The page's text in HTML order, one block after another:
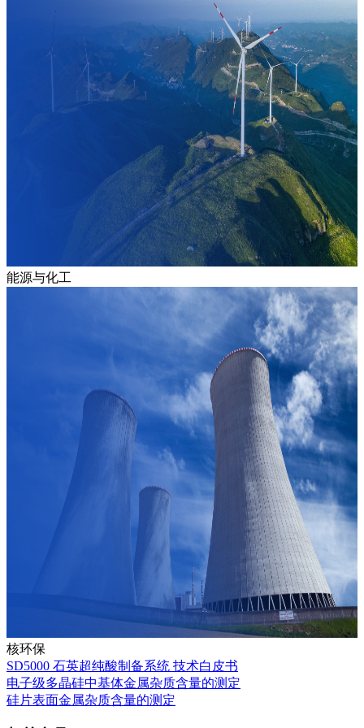
能源与化工
核环保
SD5000 石英超纯酸制备系统 技术白皮书
电子级多晶硅中基体金属杂质含量的测定
硅片表面金属杂质含量的测定